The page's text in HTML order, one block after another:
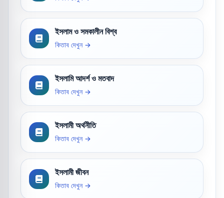
ইসলাম ও সমকালীন বিশ্ব
কিতাব দেখুন →
ইসলামি আদর্শ ও মতবাদ
কিতাব দেখুন →
ইসলামী অর্থনীতি
কিতাব দেখুন →
ইসলামী জীবন
কিতাব দেখুন →